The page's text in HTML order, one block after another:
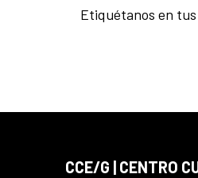
Etiquétanos en
CCE/G | CENTRO